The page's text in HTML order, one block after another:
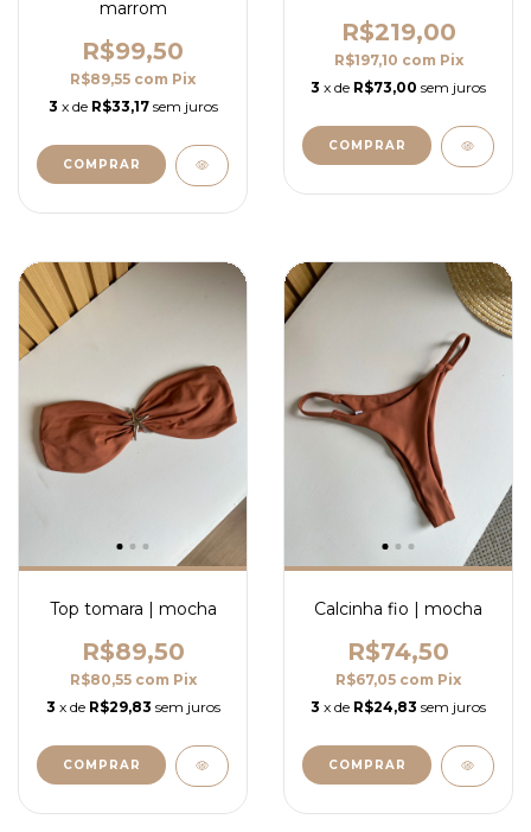
marrom
R$99,50
R$89,55 com Pix
3 x de R$33,17 sem juros
COMPRAR
R$219,00
R$197,10 com Pix
3 x de R$73,00 sem juros
COMPRAR
Top tomara | mocha
R$89,50
R$80,55 com Pix
3 x de R$29,83 sem juros
COMPRAR
Calcinha fio | mocha
R$74,50
R$67,05 com Pix
3 x de R$24,83 sem juros
COMPRAR